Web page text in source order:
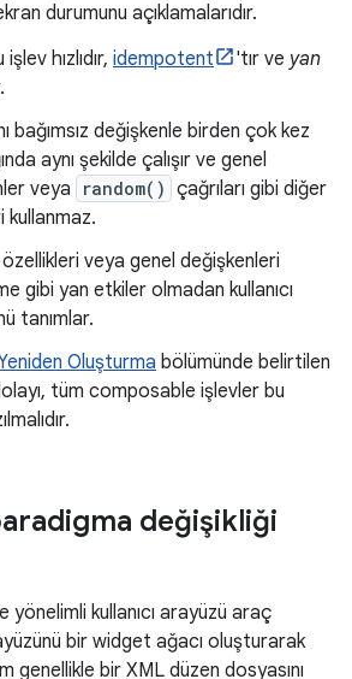
durumunu açıklamalarıdır.
işlev hızlıdır, idempotent 'tır ve yan
bağımsız değişkenle birden çok kez
aynı şekilde çalışır ve genel
veya
random() çağrıları gibi diğer
kullanmaz.
veya genel değişkenleri
gibi yan etkiler olmadan kullanıcı
tanımlar.
Oluşturma bölümünde belirtilen
tüm composable işlevler bu
değişikliği
yönelimli kullanıcı arayüzü araç
bir widget ağacı oluşturarak
genellikle bir XML düzen dosyasını